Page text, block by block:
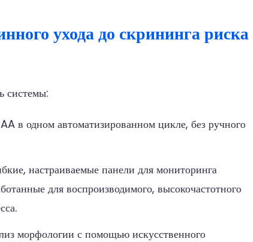
ухода до скрининга риска
системы:
в одном автоматизированном цикле, без ручного
настраиваемые панели для мониторинга
для воспроизводимого, высокочастотного
морфологии с помощью искусственного